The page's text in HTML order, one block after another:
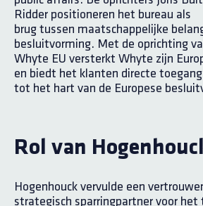
Ridder positioneren het bureau als
brug tussen maatschappelijke
besluitvorming. Met de oprichting
Whyte EU versterkt Whyte zijn
en biedt het klanten directe toegang
tot het hart van de Europese
Rol van
Hogenhouck vervulde een
strategisch sparringpartner voor het